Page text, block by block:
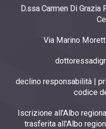
D.ssa Carmen Di
Via Marino
declino responsabilità |
codice
Iscrizione all'Albo
trasferita all'Albo